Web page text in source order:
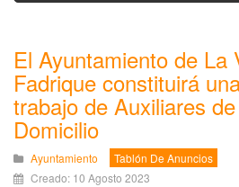
El Ayuntamiento de La
Fadrique constituirá
trabajo de Auxiliares
Domicilio
Ayuntamiento
Tablón De Anuncios
Creado: 10 Agosto 2023